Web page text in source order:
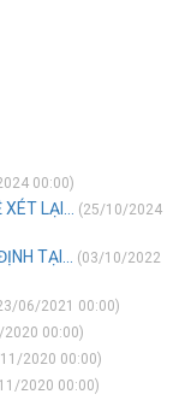
00:00)
LẠI...
(25/10/2024
TẠI...
(03/10/2022
06/2021 00:00)
00:00)
2020 00:00)
2020 00:00)